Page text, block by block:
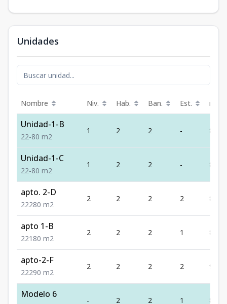
Unidades
Nombre Niv. Hab. Ban. Est. m²
Unidad-1-B
22-80 m2
1 2 2 - 80
Unidad-1-C
22-80 m2
1 2 2 - 80
apto. 2-D
22280 m2
2 2 2 2 80
apto 1-B
221 80 m2
2 2 2 1 80
apto-2-F
22290 m2
2 2 2 2 90
Modelo 6
- 2 2 1 80